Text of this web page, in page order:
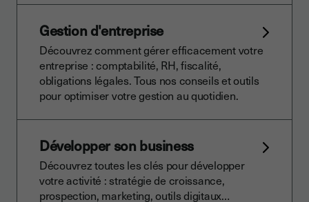
Gestion d'entreprise
Découvrez comment gérer efficacement votre
entreprise : comptabilité, RH, fiscalité,
obligations légales. Tous nos conseils et outils
pour optimiser votre gestion au quotidien.
Développer son business
Découvrez toutes les clés pour développer
votre activité : stratégie de croissance,
prospection, marketing, outils digitaux…